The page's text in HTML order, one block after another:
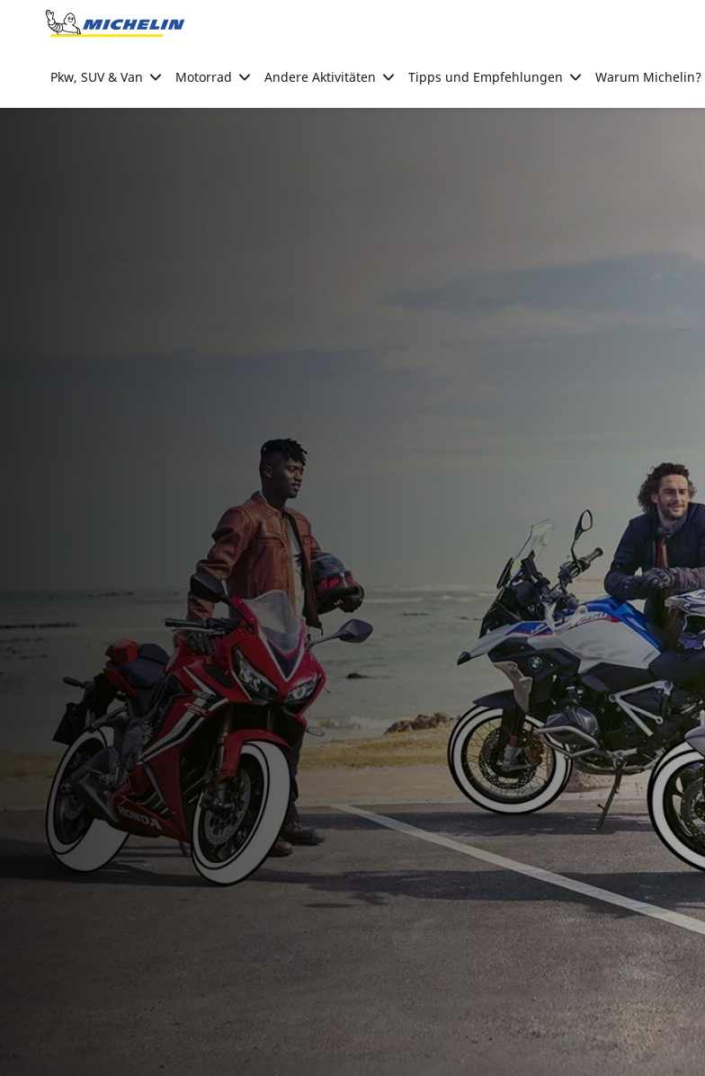
Go to page content
Pkw, SUV & Van Motorrad Andere Aktivitäten Tipps und Empfehlungen Warum Michelin?